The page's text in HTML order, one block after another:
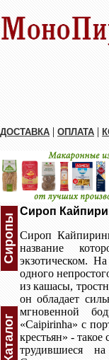
ДОСТАВКА | ОПЛАТА |
Сиропы
Каталог
Сироп
Сироп
название
экзотическом.
одного
из кашасы,
он обладает
мгновенной
«Caipirinha» с
крестьян» -
трудившиеся